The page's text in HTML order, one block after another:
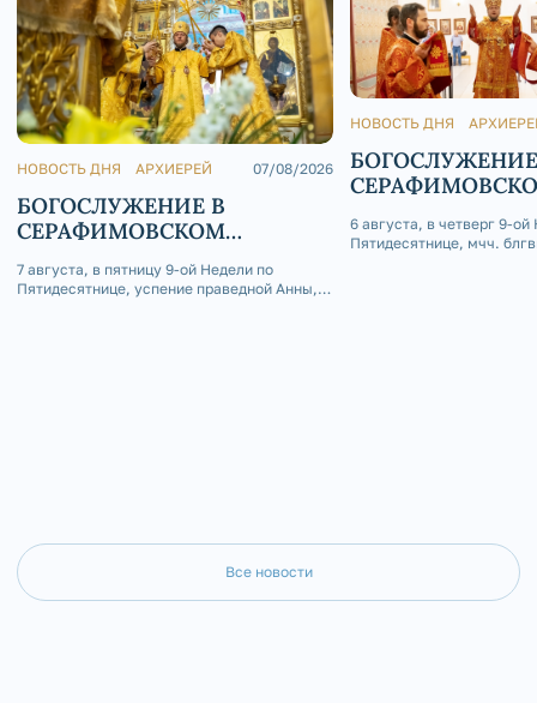
Все новости
НОВОСТЬ ДНЯ АРХИЕРЕЙ 07/08/2026
БОГОСЛУЖЕНИЕ В
СЕРАФИМОВСКОМ
7 августа, в пятницу 9-ой Недели по
Пятидесятнице, успение праведной Анны,
НОВОСТЬ ДНЯ
6 августа, в четверг 9-ой
Пятидесятнице, мчч.